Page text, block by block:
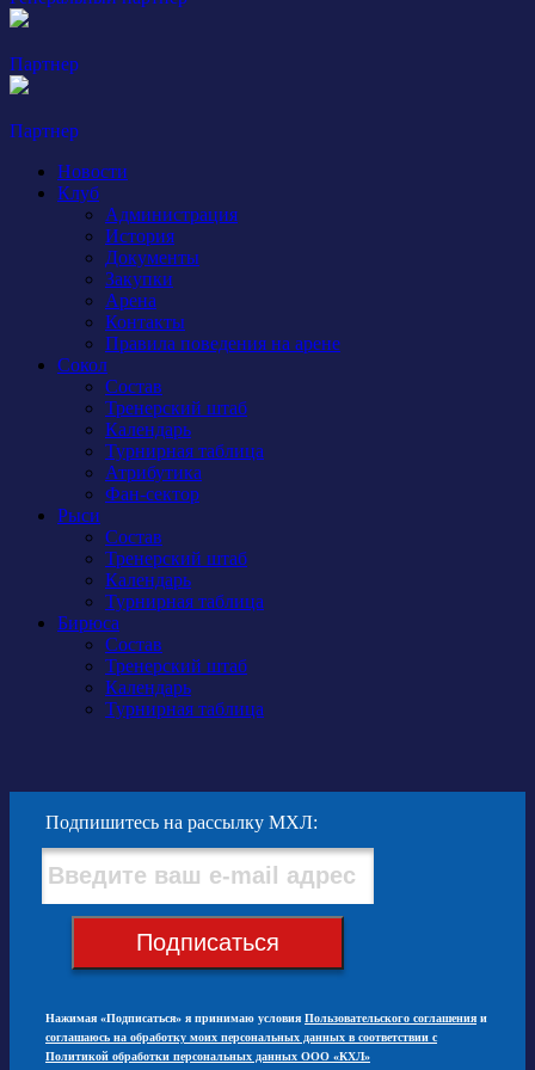
Партнер
Партнер
Новости
Клуб
Администрация
История
Документы
Закупки
Арена
Контакты
Правила поведения на арене
Сокол
Состав
Тренерский штаб
Календарь
Турнирная таблица
Атрибутика
Фан-сектор
Рыси
Состав
Тренерский штаб
Календарь
Турнирная таблица
Бирюса
Состав
Тренерский штаб
Календарь
Турнирная таблица
Подпишитесь на рассылку МХЛ:
Подписаться
Нажимая «Подписаться» я принимаю условия Пользовательского соглашения и
соглашаюсь на обработку моих персональных данных в соответствии с
Политикой обработки персональных данных ООО «КХЛ»